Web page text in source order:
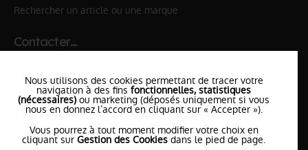
Rechercher un article ou une marque
Contacter…
✆ 18№National Sapeurs-Pompiers
le SDISle plus proche
l'équipePompierCenter
Nous utilisons des cookies permettant de tracer votre
navigation à des fins fonctionnelles, statistiques
(nécessaires) ou marketing (déposés uniquement si vous
nous en donnez l’accord en cliquant sur « Accepter »).
Vous pourrez à tout moment modifier votre choix en
cliquant sur Gestion des Cookies dans le pied de page.